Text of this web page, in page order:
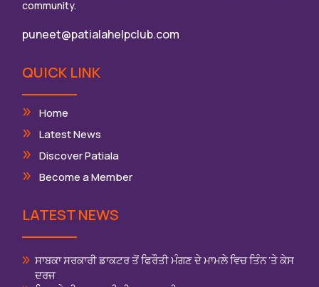
community.
puneet@patialahelpclub.com
QUICK LINK
Home
Latest News
Discover Patiala
Become a Member
LATEST NEWS
ਸਾਬਕਾ ਸਰਕਾਰੀ ਡਾਕਟਰ ਤੋਂ ਫਿਰੌਤੀ ਮੰਗਣ ਦੇ ਮਾਮਲੇ ਵਿਚ ਤਿੰਨ ‘ਤੇ ਕੇਸ
ਦਰਜ